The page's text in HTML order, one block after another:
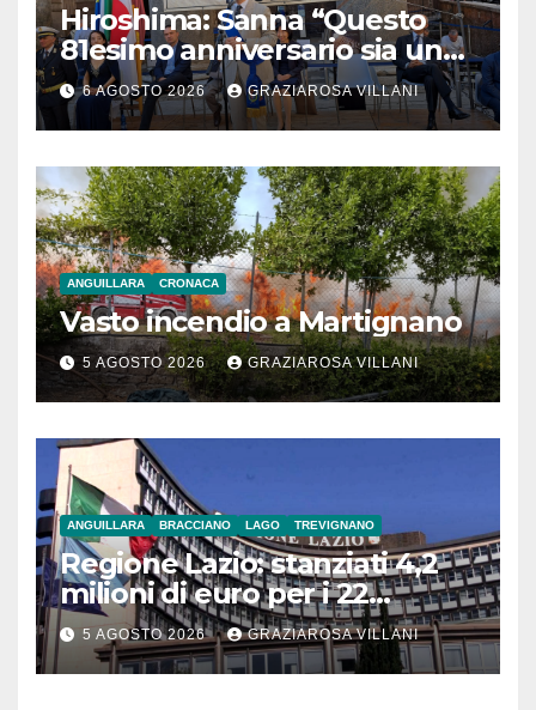
Hiroshima: Sanna “Questo
81esimo anniversario sia un
monito per tutti”
6 AGOSTO 2026 GRAZIAROSA VILLANI
ANGUILLARA CRONACA
Vasto incendio a Martignano
5 AGOSTO 2026 GRAZIAROSA VILLANI
ANGUILLARA BRACCIANO LAGO TREVIGNANO
Regione Lazio: stanziati 4,2
milioni di euro per i 22
Comuni dell’Etruria
Meridionale
5 AGOSTO 2026 GRAZIAROSA VILLANI